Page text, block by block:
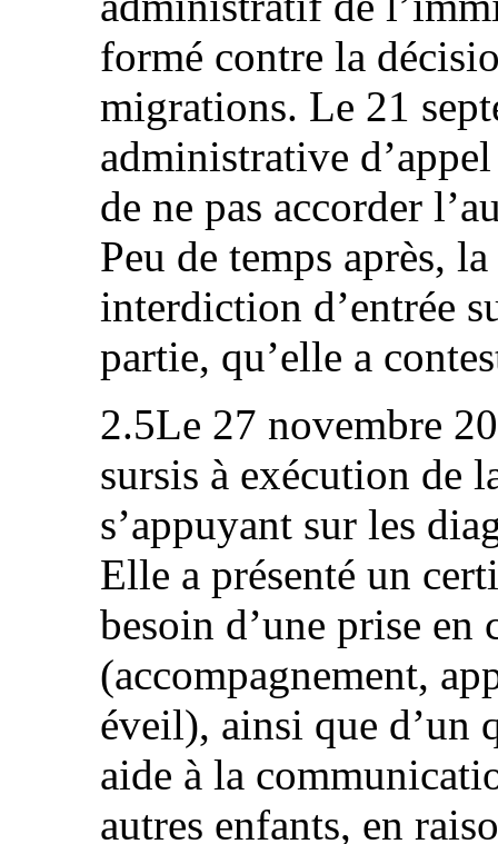
formé contre la
migrations. Le 21
administrative
de ne pas accorder
Peu de temps après,
interdiction d’entrée
partie, qu’elle a
2.5Le 27 novembre
sursis à exécution de
s’appuyant sur les
Elle a présenté un
besoin d’une prise en
(accompagnement,
éveil), ainsi que d’un
aide à la
autres enfants, en